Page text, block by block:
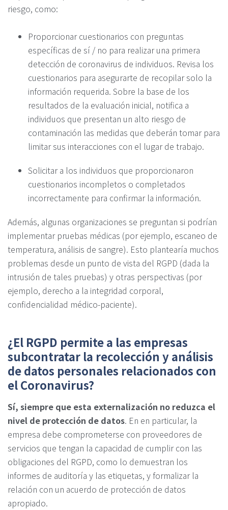
riesgo, como:
Proporcionar cuestionarios con preguntas
específicas de sí / no para realizar una primera
detección de coronavirus de individuos. Revisa los
cuestionarios para asegurarte de recopilar solo la
información requerida. Sobre la base de los
resultados de la evaluación inicial, notifica a
individuos que presentan un alto riesgo de
contaminación las medidas que deberán tomar para
limitar sus interacciones con el lugar de trabajo.
Solicitar a los individuos que proporcionaron
cuestionarios incompletos o completados
incorrectamente para confirmar la información.
Además, algunas organizaciones se preguntan si podrían
implementar pruebas médicas (por ejemplo, escaneo de
temperatura, análisis de sangre). Esto plantearía muchos
problemas desde un punto de vista del RGPD (dada la
intrusión de tales pruebas) y otras perspectivas (por
ejemplo, derecho a la integridad corporal,
confidencialidad médico-paciente).
¿El RGPD permite a las empresas
subcontratar la recolección y análisis
de datos personales relacionados con
el Coronavirus?
Sí, siempre que esta externalización no reduzca el
nivel de protección de datos. En en particular, la
empresa debe comprometerse con proveedores de
servicios que tengan la capacidad de cumplir con las
obligaciones del RGPD, como lo demuestran los
informes de auditoría y las etiquetas, y formalizar la
relación con un acuerdo de protección de datos
apropiado.